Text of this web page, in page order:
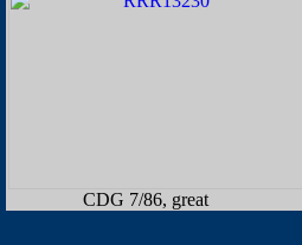
CDG 7/86, great